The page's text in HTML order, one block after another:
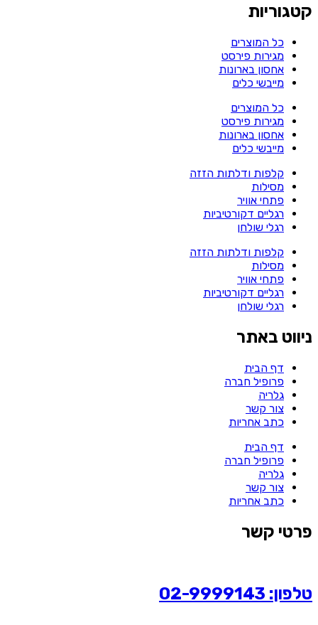
קטגוריות
כל המוצרים
מגירות פירסט
אחסון בארונות
מייבשי כלים
כל המוצרים
מגירות פירסט
אחסון בארונות
מייבשי כלים
קלפות ודלתות הזזה
מסילות
פתחי אוויר
רגליים דקורטיביות
רגלי שולחן
קלפות ודלתות הזזה
מסילות
פתחי אוויר
רגליים דקורטיביות
רגלי שולחן
ניווט באתר
דף הבית
פרופיל חברה
גלריה
צור קשר
כתב אחריות
דף הבית
פרופיל חברה
גלריה
צור קשר
כתב אחריות
פרטי קשר
טלפון: 02-9999143